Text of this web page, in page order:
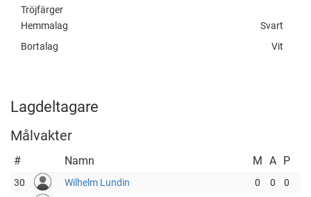
Tröjfärger
Hemmalag
Svart
Bortalag
Vit
Lagdeltagare
Målvakter
# Namn M A P
30 Wilhelm Lundin 0 0
0